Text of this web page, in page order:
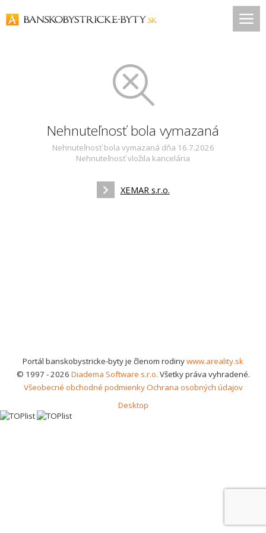
Nehnuteľnosť bola vymazaná
Nehnuteľnosť bola vymazaná dňa 16.7.2026
Nehnuteľnosť vložila kancelária
XEMAR s.r.o.
Portál banskobystricke-byty je členom rodinywww.areality.sk
© 1997 - 2026 Diadema Software s.r.o. Všetky práva vyhradené.
Všeobecné obchodné podmienkyOchrana osobných údajov
Desktop